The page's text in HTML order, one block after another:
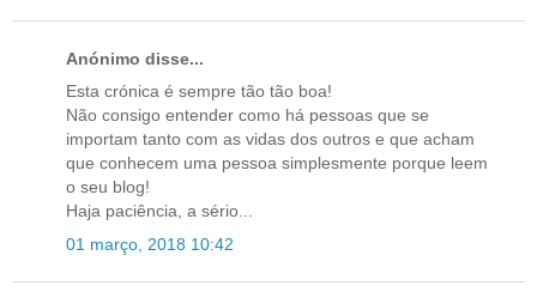
Anónimo disse...
Esta crónica é sempre tão tão boa!
Não consigo entender como há pessoas que se
importam tanto com as vidas dos outros e que acham
que conhecem uma pessoa simplesmente porque leem
o seu blog!
Haja paciência, a sério...
01 março, 2018 10:42